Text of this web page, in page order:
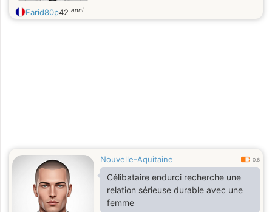
Farid80p42 anni
Nouvelle-Aquitaine 0.6
Célibataire endurci recherche une
relation sérieuse durable avec une
femme